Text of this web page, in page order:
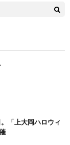
「上大岡ハロウィ